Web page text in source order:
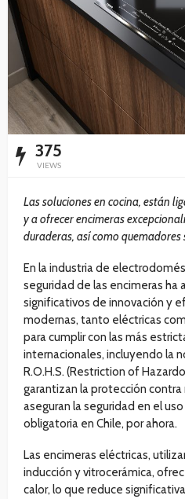
375
VIEWS
Las soluciones en cocina, están
y a ofrecer encimeras
duraderas, así como quemadores
En la industria de
seguridad de las encimeras ha
significativos de innovación y
modernas, tanto eléctricas
para cumplir con las más
internacionales, incluyendo la
R.O.H.S. (Restriction of
garantizan la protección
aseguran la seguridad en el
obligatoria en Chile, por ahora.
Las encimeras eléctricas,
inducción y vitrocerámica,
calor, lo que reduce